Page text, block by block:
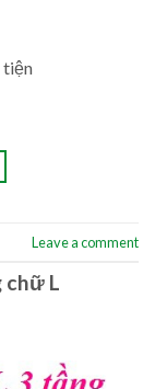
tiện
Leave a comment
chữ L